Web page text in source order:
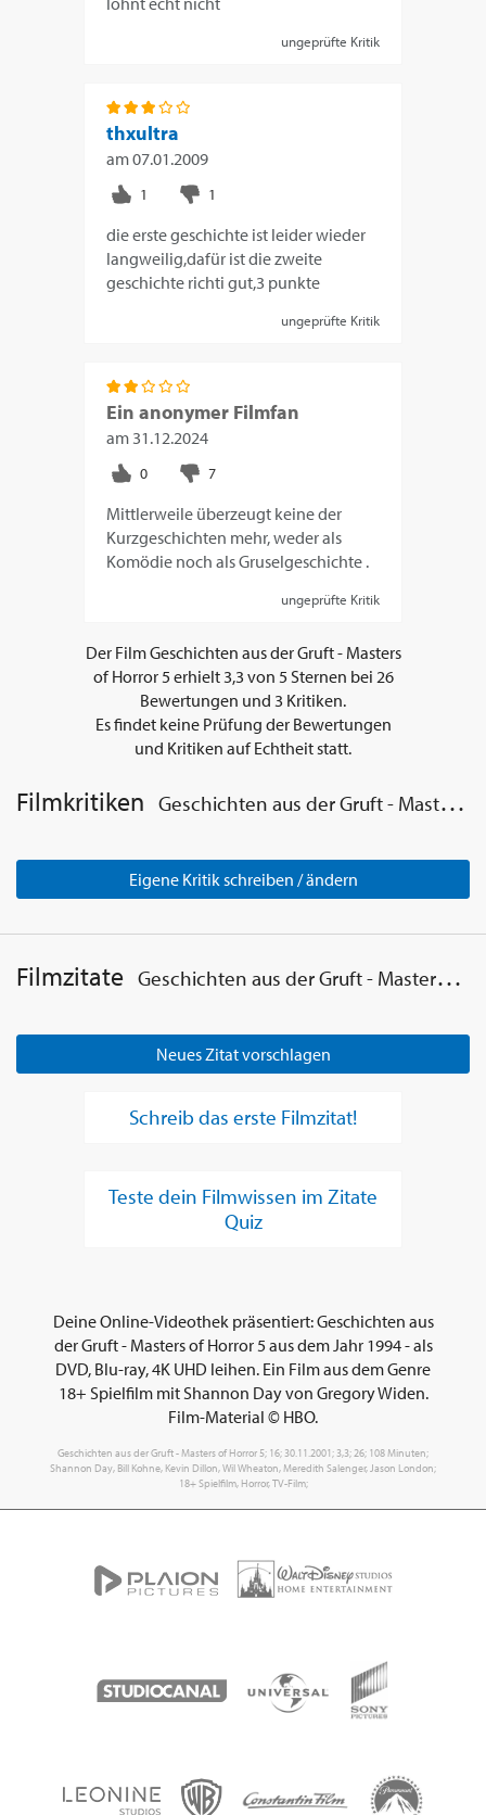
ungeprüfte Kritik
thxultra
am07.01.2009
die erste geschichte ist leider wieder
langweilig,dafür ist die zweite
geschichte richti gut,3 punkte
ungeprüfte Kritik
Ein anonymer Filmfan
am 31.12.2024
Mittlerweile überzeugt keine der
Kurzgeschichten mehr, weder als
Komödie noch als Gruselgeschichte .
ungeprüfte Kritik
Der FilmGeschichten aus der Gruft - Masters
of Horror 5erhielt3,3 von 5Sternen bei 26
Bewertungen und 3 Kritiken.
Es findet keine Prüfung der Bewertungen
und Kritiken auf Echtheit statt.
Filmkritiken Geschichten aus der Gruft - Masters of Horror 5
Eigene Kritik schreiben / ändern
Filmzitate Geschichten aus der Gruft - Masters of Horror 5
Neues Zitat vorschlagen
Schreib das erste Filmzitat!
Teste dein Filmwissen im Zitate
Quiz
Deine Online-Videothek präsentiert: Geschichten aus
der Gruft - Masters of Horror 5 aus dem Jahr 1994 - als
DVD, Blu-ray, 4K UHD leihen. Ein Film aus dem Genre
18+ Spielfilm mit Shannon Day von Gregory Widen.
Film-Material © HBO.
Geschichten aus der Gruft - Masters of Horror 5; 16; 30.11.2001; 3,3; 26; 108 Minuten;
Shannon Day, Bill Kohne, Kevin Dillon, Wil Wheaton, Meredith Salenger, Jason London;
18+ Spielfilm, Horror, TV-Film;